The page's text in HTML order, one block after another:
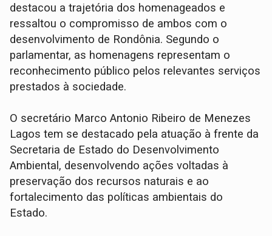
destacou a trajetória dos homenageados e
ressaltou o compromisso de ambos com o
desenvolvimento de Rondônia. Segundo o
parlamentar, as homenagens representam o
reconhecimento público pelos relevantes serviços
prestados à sociedade.
O secretário Marco Antonio Ribeiro de Menezes
Lagos tem se destacado pela atuação à frente da
Secretaria de Estado do Desenvolvimento
Ambiental, desenvolvendo ações voltadas à
preservação dos recursos naturais e ao
fortalecimento das políticas ambientais do
Estado.